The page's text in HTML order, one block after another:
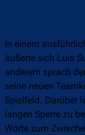
In einem
äußerte sich Luis
anderem sprach
seine neuen
Spielfeld. Darüber
langen Sperre zu
Worte zum